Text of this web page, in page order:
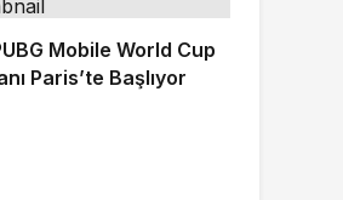
Mobile World Cup
Paris’te Başlıyor